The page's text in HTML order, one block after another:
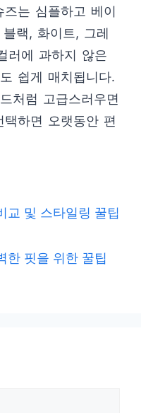
는 심플하고 베이
랙, 화이트, 그레
러에 과하지 않은
쉽게 매치됩니다.
처럼 고급스러우면
하면 오랫동안 편
교 및 스타일링 꿀팁
한 핏을 위한 꿀팁